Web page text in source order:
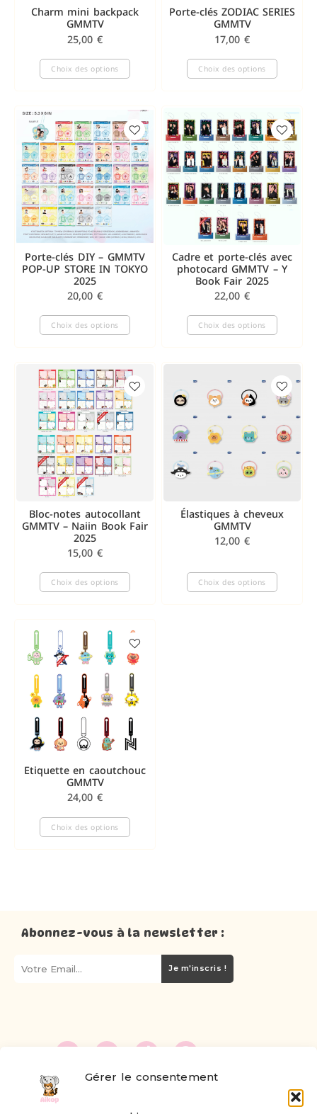
Gérer le consentement
Charm mini backpack
GMMTV
25,00 €
Choix des options
Porte-clés ZODIAC SERIES
GMMTV
17,00 €
Choix des options
Porte-clés DIY – GMMTV
POP-UP STORE IN TOKYO
2025
20,00 €
Choix des options
Cadre et porte-clés avec
photocard GMMTV – Y
Book Fair 2025
22,00 €
Choix des options
Bloc-notes autocollant
GMMTV – Naiin Book Fair
2025
15,00 €
Choix des options
Élastiques à cheveux
GMMTV
12,00 €
Choix des options
Etiquette en caoutchouc
GMMTV
24,00 €
Choix des options
Abonnez-vous à la newsletter :
Je m'inscris !